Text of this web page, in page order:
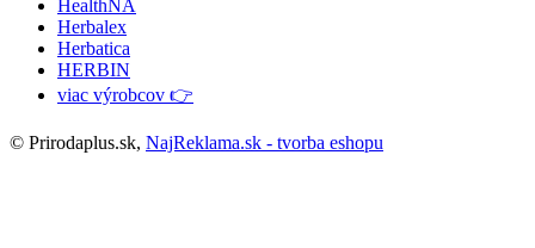
HealthNA
Herbalex
Herbatica
HERBIN
viac výrobcov 👉
© Prirodaplus.sk, NajReklama.sk - tvorba eshopu